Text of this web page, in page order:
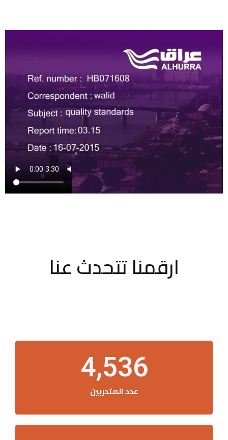
ارقمنا تتحدث عنا
عدد المتدربين
4,536